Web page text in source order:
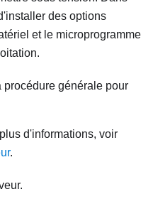
des options
et le microprogramme
procédure générale pour
d'informations, voir
.